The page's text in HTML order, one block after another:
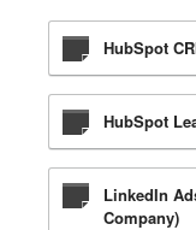
HubSpot
HubSpot
LinkedIn
Company)